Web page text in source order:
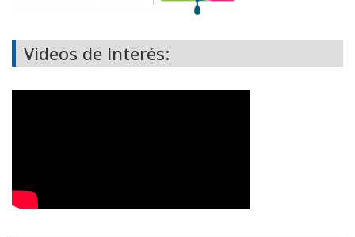
Videos de Interés: